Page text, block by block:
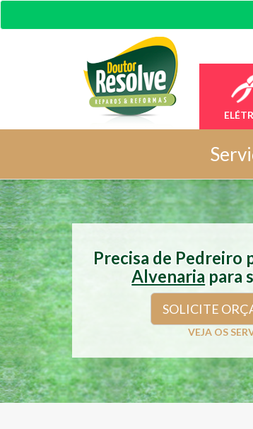
Precisa de Pedreiro
Alvenaria para
SOLICITE
VEJA OS